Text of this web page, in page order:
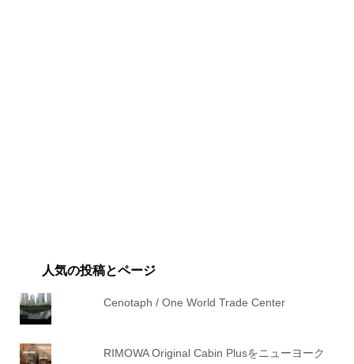
人気の投稿とページ
Cenotaph / One World Trade Center
RIMOWA Original Cabin Plusをニューヨーク